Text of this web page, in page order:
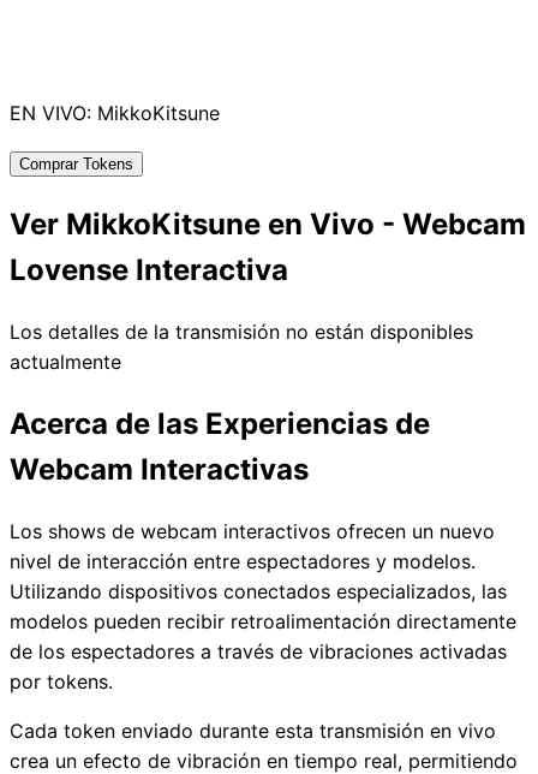
EN VIVO: MikkoKitsune
Comprar Tokens
Ver MikkoKitsune en Vivo - Webcam
Lovense Interactiva
Los detalles de la transmisión no están disponibles
actualmente
Acerca de las Experiencias de
Webcam Interactivas
Los shows de webcam interactivos ofrecen un nuevo
nivel de interacción entre espectadores y modelos.
Utilizando dispositivos conectados especializados, las
modelos pueden recibir retroalimentación directamente
de los espectadores a través de vibraciones activadas
por tokens.
Cada token enviado durante esta transmisión en vivo
crea un efecto de vibración en tiempo real, permitiendo